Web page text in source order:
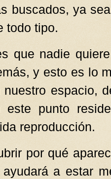
buscados, ya
todo tipo.
que nadie
y esto es lo
espacio,
este punto
reproducción.
por qué
a estar